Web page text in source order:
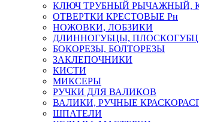
КЛЮЧ ТРУБНЫЙ РЫЧАЖНЫЙ,
ОТВЕРТКИ КРЕСТОВЫЕ Рн
НОЖОВКИ, ЛОБЗИКИ
ДЛИННОГУБЦЫ,
БОКОРЕЗЫ, БОЛТОРЕЗЫ
ЗАКЛЕПОЧНИКИ
КИСТИ
МИКСЕРЫ
РУЧКИ ДЛЯ ВАЛИКОВ
ВАЛИКИ, РУЧНЫЕ
ШПАТЕЛИ